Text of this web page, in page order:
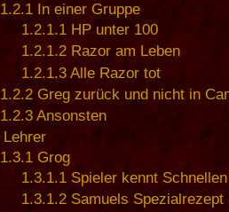
1.2.1 In einer Gruppe
1.2.1.1 HP unter 100
1.2.1.2 Razor am Leben
1.2.1.3 Alle Razor tot
1.2.2 Greg zurück und nicht in
1.2.3 Ansonsten
Lehrer
1.3.1 Grog
1.3.1.1 Spieler kennt
1.3.1.2 Samuels Spezialrezept